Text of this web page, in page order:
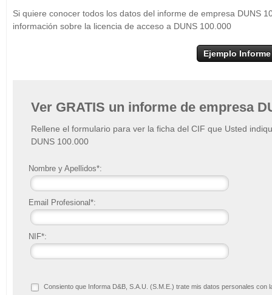
Si quiere conocer todos los datos del informe de empresa DUNS
información sobre la licencia de acceso a DUNS 100.000
Ejemplo Informe
Ver GRATIS un informe de empresa
Rellene el formulario para ver la ficha del CIF que Usted
DUNS 100.000
Nombre y Apellidos*:
Email Profesional*:
NIF*:
Consiento que Informa D&B, S.A.U. (S.M.E.) trate mis datos personales